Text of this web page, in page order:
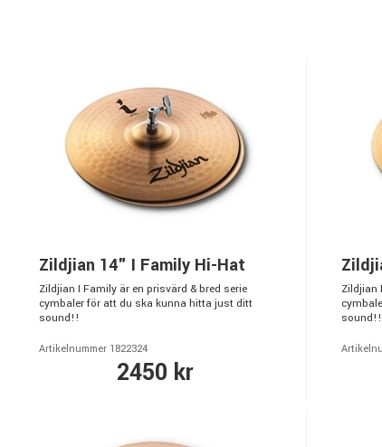
Zildjian 14" I Family Hi-Hat
Zildjian I Family är en prisvärd & bred serie
cymbaler för att du ska kunna hitta just ditt
sound!!
Artikelnummer 1822324
2450 kr
Zildjian
sound!!